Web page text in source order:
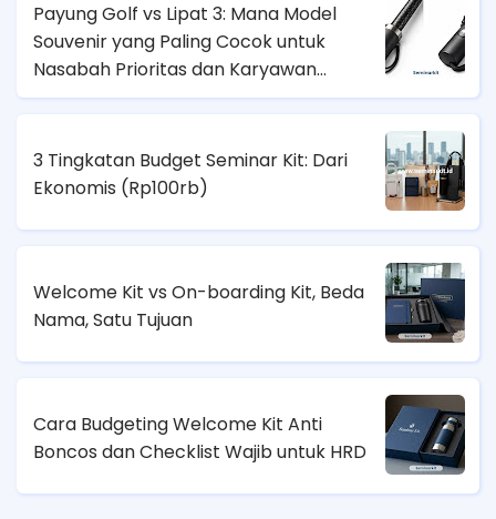
Payung Golf vs Lipat 3: Mana Model
Souvenir yang Paling Cocok untuk
Nasabah Prioritas dan Karyawan
Lapangan?
3 Tingkatan Budget Seminar Kit: Dari
Ekonomis (Rp100rb)
Welcome Kit vs On-boarding Kit, Beda
Nama, Satu Tujuan
Cara Budgeting Welcome Kit Anti
Boncos dan Checklist Wajib untuk HRD